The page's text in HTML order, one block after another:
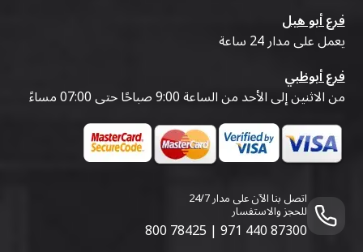
فرع أبو هيل
يعمل على مدار 24 ساعة
فرع أبوظبي
من الاثنين إلى الأحد من الساعة 9:00 صباحًا حتى 07:00 مساءً
اتصل بنا الآن على مدار 24/7
للحجز والاستفسار
800 78425 | 971 440 87300